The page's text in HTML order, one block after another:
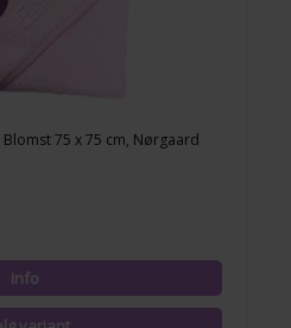
75 x 75 cm, Nørgaard